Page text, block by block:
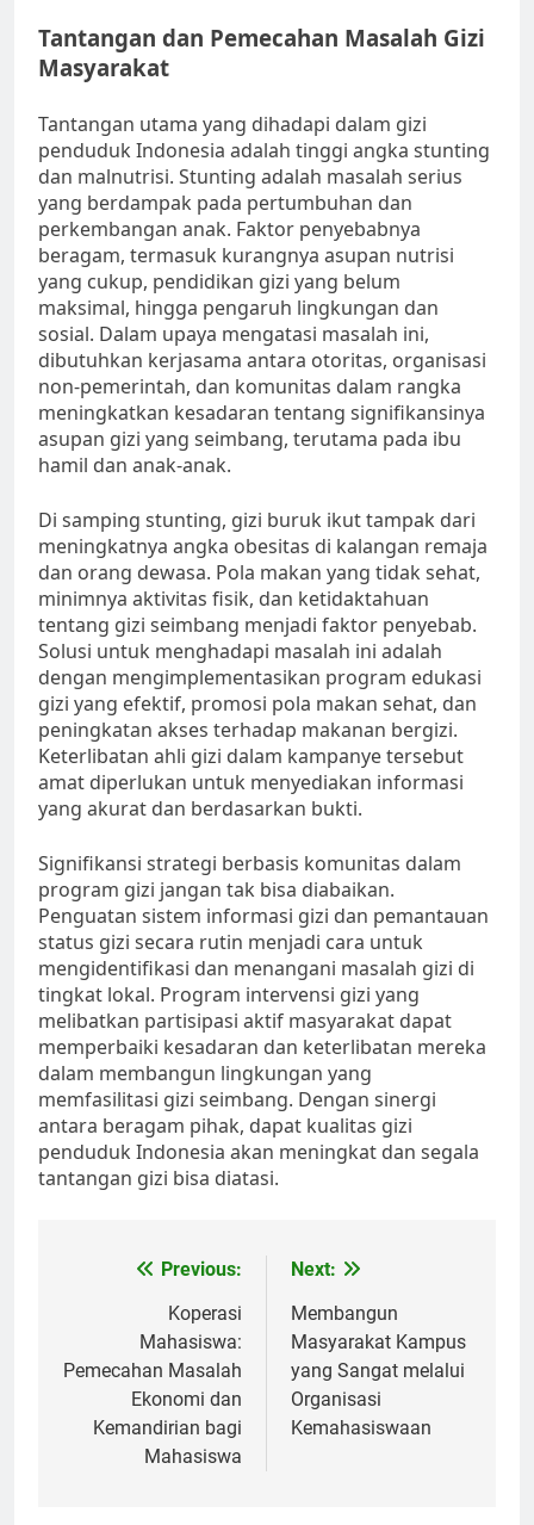
Tantangan dan Pemecahan Masalah Gizi
Masyarakat
Tantangan utama yang dihadapi dalam gizi
penduduk Indonesia adalah tinggi angka stunting
dan malnutrisi. Stunting adalah masalah serius
yang berdampak pada pertumbuhan dan
perkembangan anak. Faktor penyebabnya
beragam, termasuk kurangnya asupan nutrisi
yang cukup, pendidikan gizi yang belum
maksimal, hingga pengaruh lingkungan dan
sosial. Dalam upaya mengatasi masalah ini,
dibutuhkan kerjasama antara otoritas, organisasi
non-pemerintah, dan komunitas dalam rangka
meningkatkan kesadaran tentang signifikansinya
asupan gizi yang seimbang, terutama pada ibu
hamil dan anak-anak.
Di samping stunting, gizi buruk ikut tampak dari
meningkatnya angka obesitas di kalangan remaja
dan orang dewasa. Pola makan yang tidak sehat,
minimnya aktivitas fisik, dan ketidaktahuan
tentang gizi seimbang menjadi faktor penyebab.
Solusi untuk menghadapi masalah ini adalah
dengan mengimplementasikan program edukasi
gizi yang efektif, promosi pola makan sehat, dan
peningkatan akses terhadap makanan bergizi.
Keterlibatan ahli gizi dalam kampanye tersebut
amat diperlukan untuk menyediakan informasi
yang akurat dan berdasarkan bukti.
Signifikansi strategi berbasis komunitas dalam
program gizi jangan tak bisa diabaikan.
Penguatan sistem informasi gizi dan pemantauan
status gizi secara rutin menjadi cara untuk
mengidentifikasi dan menangani masalah gizi di
tingkat lokal. Program intervensi gizi yang
melibatkan partisipasi aktif masyarakat dapat
memperbaiki kesadaran dan keterlibatan mereka
dalam membangun lingkungan yang
memfasilitasi gizi seimbang. Dengan sinergi
antara beragam pihak, dapat kualitas gizi
penduduk Indonesia akan meningkat dan segala
tantangan gizi bisa diatasi.
navigation
Previous:
Koperasi
Mahasiswa:
Pemecahan Masalah
Ekonomi dan
Kemandirian bagi
Mahasiswa
Next:
Membangun
Masyarakat Kampus
yang Sangat melalui
Organisasi
Kemahasiswaan